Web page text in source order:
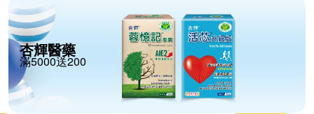
杏輝醫藥
滿5000送200